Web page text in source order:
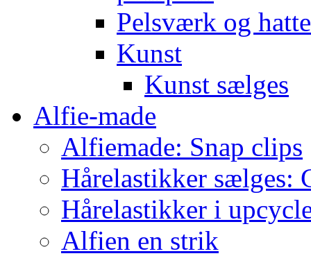
Pelsværk og
Kunst
Kunst sælges
Alfie-made
Alfiemade: Snap clips
Hårelastikker sælges:
Hårelastikker i
Alfien en strik